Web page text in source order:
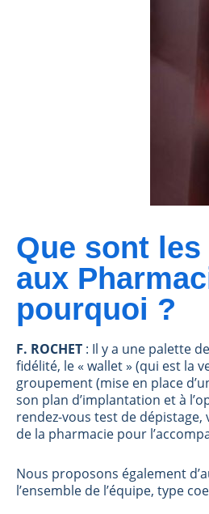
Que sont
aux
pourquoi ?
F. ROCHET : Il y a une palette
fidélité, le « wallet » (qui est la
groupement (mise en place
son plan d’implantation et à
rendez-vous test de
de la pharmacie pour
Nous proposons également
l’ensemble de l’équipe, type